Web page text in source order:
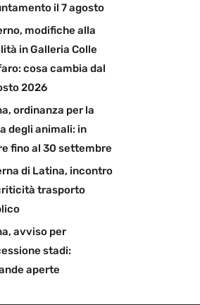
il 7 agosto
modifiche alla
in Galleria Colle
cosa cambia dal
2026
ordinanza per la
degli animali: in
fino al 30 settembre
di Latina, incontro
trasporto
avviso per
stadi:
aperte